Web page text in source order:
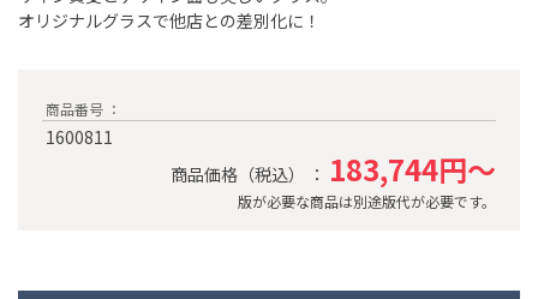
オリジナルグラスで他店との差別化に！
商品番号 ：
1600811
商品価格（税込） ： 183,744円～
版が必要な商品は別途版代が必要です。